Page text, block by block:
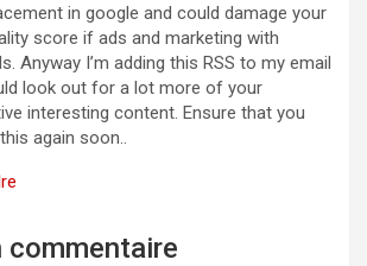
in google and could damage your
score if ads and marketing with
Anyway I’m adding this RSS to my email
look out for a lot more of your
interesting content. Ensure that you
again soon..
commentaire